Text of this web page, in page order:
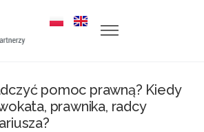
pomoc prawną? Kiedy
prawnika, radcy